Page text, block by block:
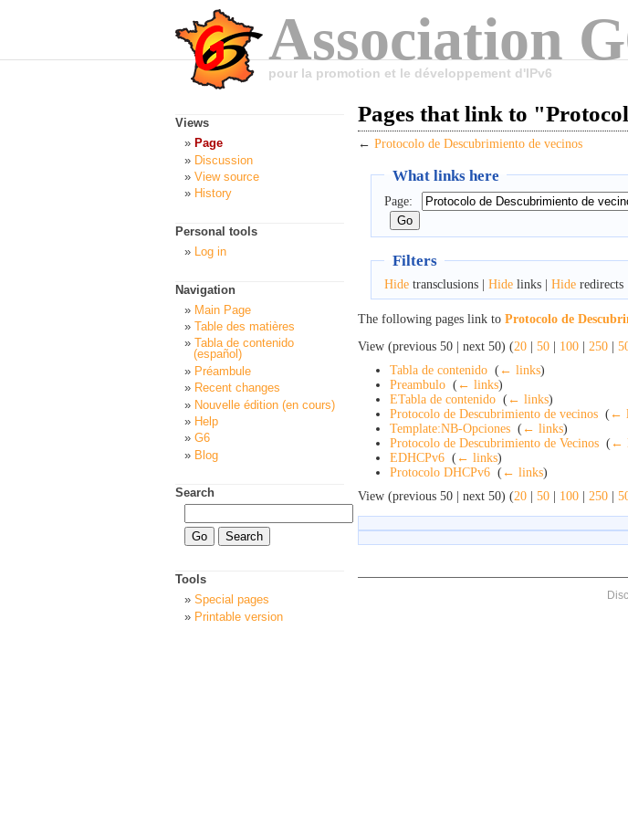
Association
pour la promotion et le développement d'IPv6
Pages that link to
← Protocolo de Descubrimiento de vecinos
What links here
Page:
Filters
Hidetransclusions | Hidelinks | Hideredirects
The following pages link to Protocolo de
View (previous 50 | next 50) (20 | 50 | 100 | 250 |
Tabla de contenido ( ← links)
Preambulo ( ← links)
ETabla de contenido ( ← links)
Protocolo de Descubrimiento de vecinos ( ←
Template:NB-Opciones ( ← links)
Protocolo de Descubrimiento de Vecinos ( ←
EDHCPv6 ( ← links)
Protocolo DHCPv6 ( ← links)
View (previous 50 | next 50) (20 | 50 | 100 | 250 |
Views
Page
Discussion
View source
History
Personal tools
Log in
Navigation
Main Page
Table des matières
Tabla de contenido
(español)
Préambule
Recent changes
Nouvelle édition (en cours)
Help
G6
Blog
Search
Tools
Special pages
Printable version